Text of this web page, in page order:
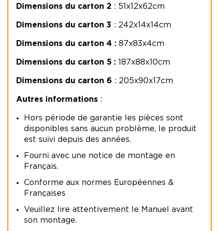
Dimensions du carton 2 : 51x12x62cm
Dimensions du carton 3 : 242x14x14cm
Dimensions du carton 4 :87x83x4cm
Dimensions du carton 5 :187x88x10cm
Dimensions du carton 6 : 205x90x17cm
Autres informations:
Hors période de garantie les pièces sont
disponibles sans aucun problème, le produit
est suivi depuis des années.
Fourni avec une notice de montage en
Français.
Conforme aux normes Européennes &
Françaises
Veuillez lire attentivement le Manuel avant
son montage.